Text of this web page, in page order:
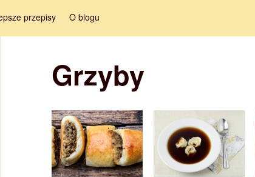
przepisy O blogu
Grzyby